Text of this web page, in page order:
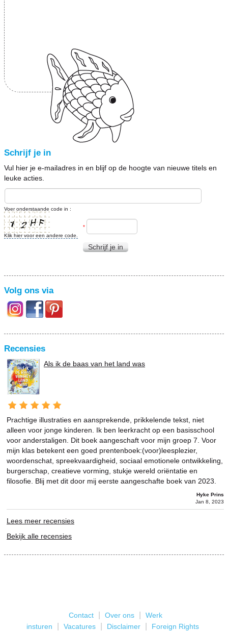
Schrijf je in
Vul hier je e-mailadres in en blijf op de hoogte van nieuwe titels en
leuke acties.
Voer onderstaande code in :
Klik hier voor een andere code.
*
Schrijf je in
Volg ons via
Recensies
Als ik de baas van het land was
Prachtige illustraties en aansprekende, prikkelende tekst, niet
alleen voor jonge kinderen. Ik ben leerkracht op een basisschool
voor anderstaligen. Dit boek aangeschaft voor mijn groep 7. Voor
mijn klas betekent een goed prentenboek:(voor)leesplezier,
woordenschat, spreekvaardigheid, sociaal emotionele ontwikkeling,
burgerschap, creatieve vorming, stukje wereld oriëntatie en
filosofie. Blij met dit door mij eerste aangeschafte boek van 2023.
Hyke Prins
Jan 8, 2023
Lees meer recensies
Bekijk alle recensies
Contact Over ons
Werk
insturen
Vacatures Disclaimer Foreign Rights